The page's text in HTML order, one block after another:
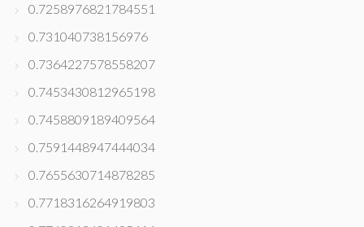
0.7258976821784551
0.731040738156976
0.7364227578558207
0.7453430812965198
0.7458809189409564
0.7591448947444034
0.7655630714878285
0.7718316264919803